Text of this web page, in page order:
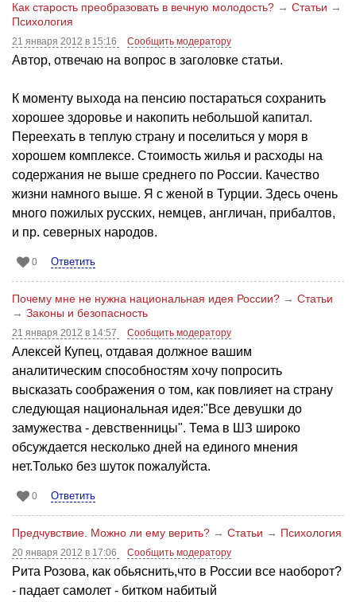
Как старость преобразовать в вечную молодость? → Статьи →
Психология
21 января 2012 в 15:16 Сообщить модератору
Автор, отвечаю на вопрос в заголовке статьи.
К моменту выхода на пенсию постараться сохранить
хорошее здоровье и накопить небольшой капитал.
Переехать в теплую страну и поселиться у моря в
хорошем комплексе. Стоимость жилья и расходы на
содержания не выше среднего по России. Качество
жизни намного выше. Я с женой в Турции. Здесь очень
много пожилых русских, немцев, англичан, прибалтов,
и пр. северных народов.
0 Ответить
Почему мне не нужна национальная идея России? → Статьи
→ Законы и безопасность
21 января 2012 в 14:57 Сообщить модератору
Алексей Купец, отдавая должное вашим
аналитическим способностям хочу попросить
высказать соображения о том, как повлияет на страну
следующая национальная идея:"Все девушки до
замужества - девственницы". Тема в ШЗ широко
обсуждается несколько дней на единого мнения
нет.Только без шуток пожалуйста.
0 Ответить
Предчувствие. Можно ли ему верить? → Статьи → Психология
20 января 2012 в 17:06 Сообщить модератору
Рита Розова, как обьяснить,что в России все наоборот?
- падает самолет - битком набитый